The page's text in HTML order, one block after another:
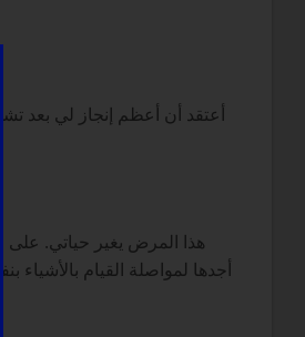
أعتقد أن أعظم إنجاز لي بعد
هذا المرض يغير حياتي. على
أجدها لمواصلة القيام